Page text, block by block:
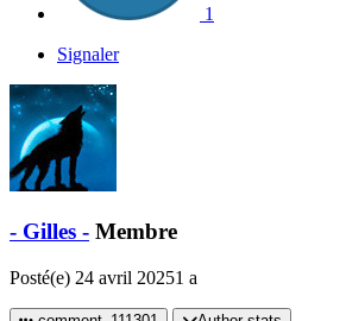
1
Signaler
- Gilles - Membre
Posté(e) 24 avril 20251 a